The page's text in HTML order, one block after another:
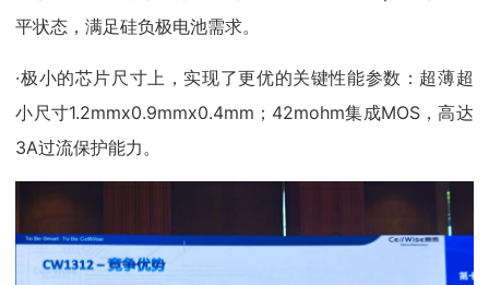
平状态，满足硅负极电池需求。
·极小的芯片尺寸上，实现了更优的关键性能参数：超薄超
小尺寸1.2mmx0.9mmx0.4mm；42mohm集成MOS，高达
3A过流保护能力。